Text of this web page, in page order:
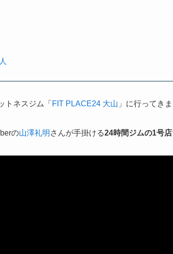
トネスジム「 FIT PLACE24 大山 」に行ってきま
の山澤礼明 さんが手掛ける24時間ジムの1号店